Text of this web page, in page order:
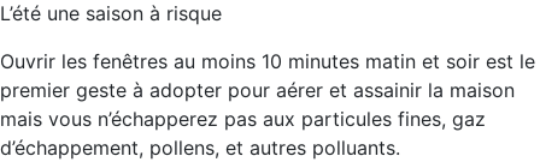
L’été une saison à risque
Ouvrir les fenêtres au moins 10 minutes matin et soir est le
premier geste à adopter pour aérer et assainir la maison
mais vous n’échapperez pas aux particules fines, gaz
d’échappement, pollens, et autres polluants.